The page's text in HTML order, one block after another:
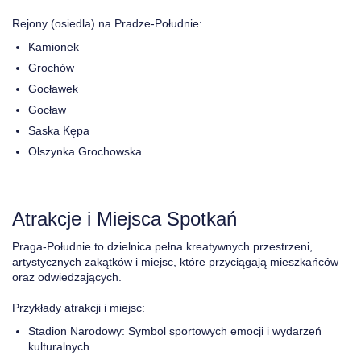
Rejony (osiedla) na Pradze-Południe:
Kamionek
Grochów
Gocławek
Gocław
Saska Kępa
Olszynka Grochowska
Atrakcje i Miejsca Spotkań
Praga-Południe to dzielnica pełna kreatywnych przestrzeni,
artystycznych zakątków i miejsc, które przyciągają mieszkańców
oraz odwiedzających.
Przykłady atrakcji i miejsc:
Stadion Narodowy: Symbol sportowych emocji i wydarzeń
kulturalnych